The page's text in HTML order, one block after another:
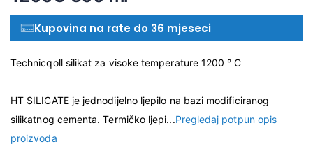
Kupovina na rate do 36 mjeseci
Technicqoll silikat za visoke temperature 1200 ° C
HT SILICATE je jednodijelno ljepilo na bazi modificiranog
silikatnog cementa. Termičko ljepi...Pregledaj potpun opis
proizvoda